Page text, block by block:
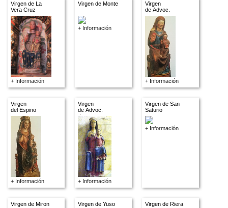
Virgen de La
Vera Cruz
+ Información
Virgen de Monte
+ Información
Virgen
de Advoc.
descon.
+ Información
Virgen
del Espino
+ Información
Virgen
de Advoc.
descon.
+ Información
Virgen de San
Saturio
+ Información
Virgen de Miron Virgen de Yuso Virgen de Riera